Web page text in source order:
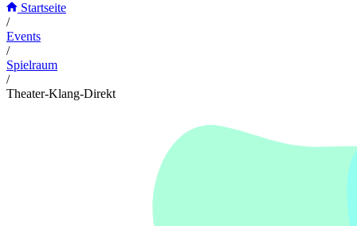
Startseite
/
Events
/
Spielraum
/
Theater-Klang-Direkt